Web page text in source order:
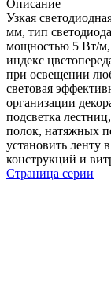
Описание
Узкая
мм, тип
мощностью 5 Вт/м,
индекс
при освещении
световая
организации
подсветка
полок, натяжных
установить ленту
конструкций и
Страница серии